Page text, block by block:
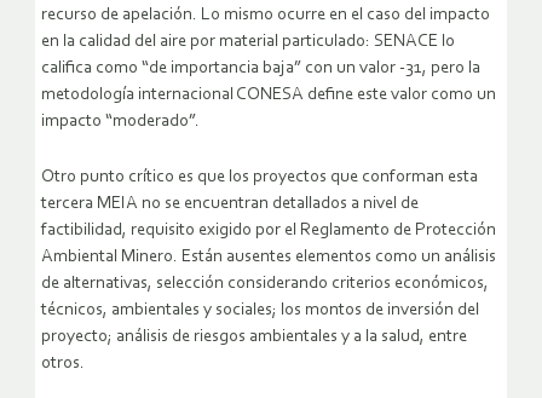
recurso de apelación. Lo mismo ocurre en el caso del impacto
en la calidad del aire por material particulado: SENACE lo
califica como “de importancia baja” con un valor -31, pero la
metodología internacional CONESA define este valor como un
impacto “moderado”.
Otro punto crítico es que los proyectos que conforman esta
tercera MEIA no se encuentran detallados a nivel de
factibilidad, requisito exigido por el Reglamento de Protección
Ambiental Minero. Están ausentes elementos como un análisis
de alternativas, selección considerando criterios económicos,
técnicos, ambientales y sociales; los montos de inversión del
proyecto; análisis de riesgos ambientales y a la salud, entre
otros.